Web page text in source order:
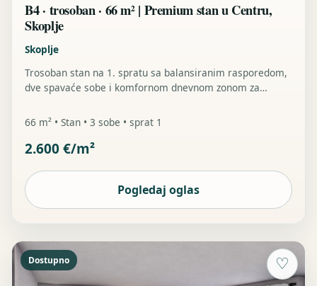
B4 · trosoban · 66 m² | Premium stan u Centru,
Skoplje
Skoplje
Trosoban stan na 1. spratu sa balansiranim rasporedom,
dve spavaće sobe i komfornom dnevnom zonom za
66 m² • Stan • 3 sobe • sprat 1
2.600 €/m²
Pogledaj oglas
♡
Dostupno